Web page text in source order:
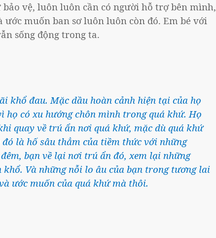
vệ, luôn luôn cần có người hỗ trợ bên mình,
ước muốn ban sơ luôn luôn còn đó. Em bé với
sống động trong ta.
khổ đau. Mặc dầu hoàn cảnh hiện tại của họ
họ có xu hướng chôn mình trong quá khứ. Họ
quay về trú ẩn nơi quá khứ, mặc dù quá khứ
là hố sâu thẳm của tiềm thức với những
bạn về lại nơi trú ẩn đó, xem lại những
Và những nỗi lo âu của bạn trong tương lai
ước muốn của quá khứ mà thôi.